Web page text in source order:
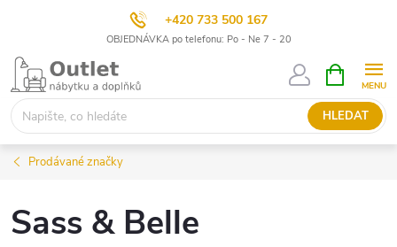
+420 733 500 167
OBJEDNÁVKA po telefonu: Po - Ne 7 - 20
Přejít
obsah
HLEDAT
NÁKUPNÍ
KOŠÍK
Prodávané značky
Sass & Belle